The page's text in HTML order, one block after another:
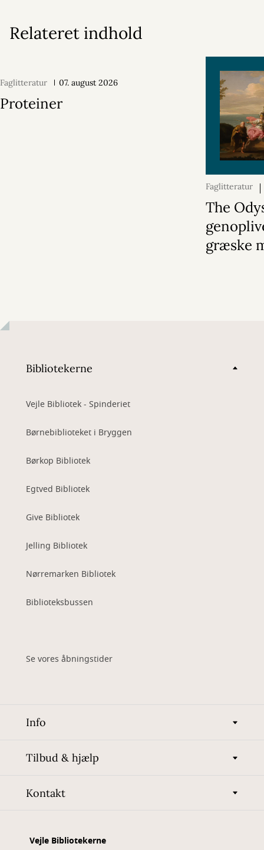
Relateret indhold
Faglitteratur 07. august 2026
Proteiner
Faglitteratur
2026
The
græske
Bibliotekerne
Vejle Bibliotek - Spinderiet
Børnebiblioteket i Bryggen
Børkop Bibliotek
Egtved Bibliotek
Give Bibliotek
Jelling Bibliotek
Nørremarken Bibliotek
Biblioteksbussen
Se vores åbningstider
Info
Tilbud & hjælp
Kontakt
Vejle Bibliotekerne